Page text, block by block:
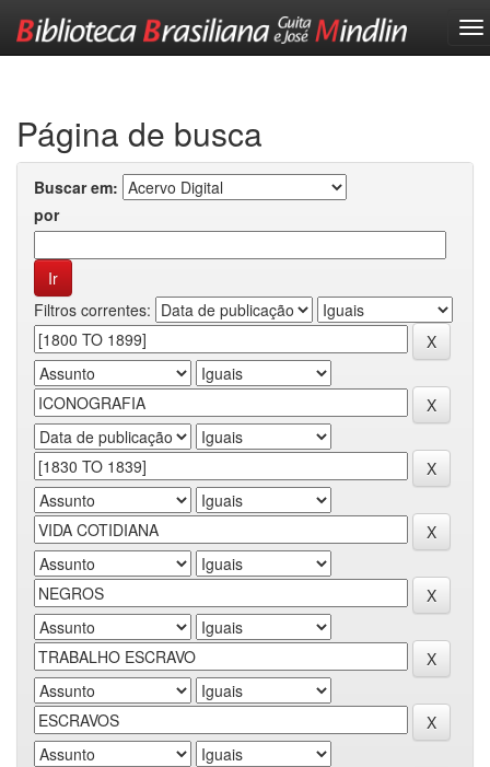
Página de busca
Buscar em:
por
Filtros correntes: